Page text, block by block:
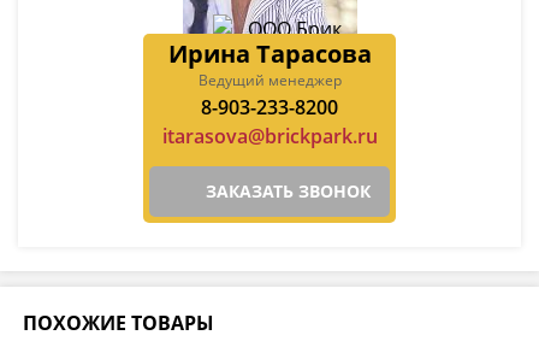
Ирина Тарасова
Ведущий менеджер
8-903-233-8200
itarasova@brickpark.ru
ЗАКАЗАТЬ ЗВОНОК
ПОХОЖИЕ ТОВАРЫ